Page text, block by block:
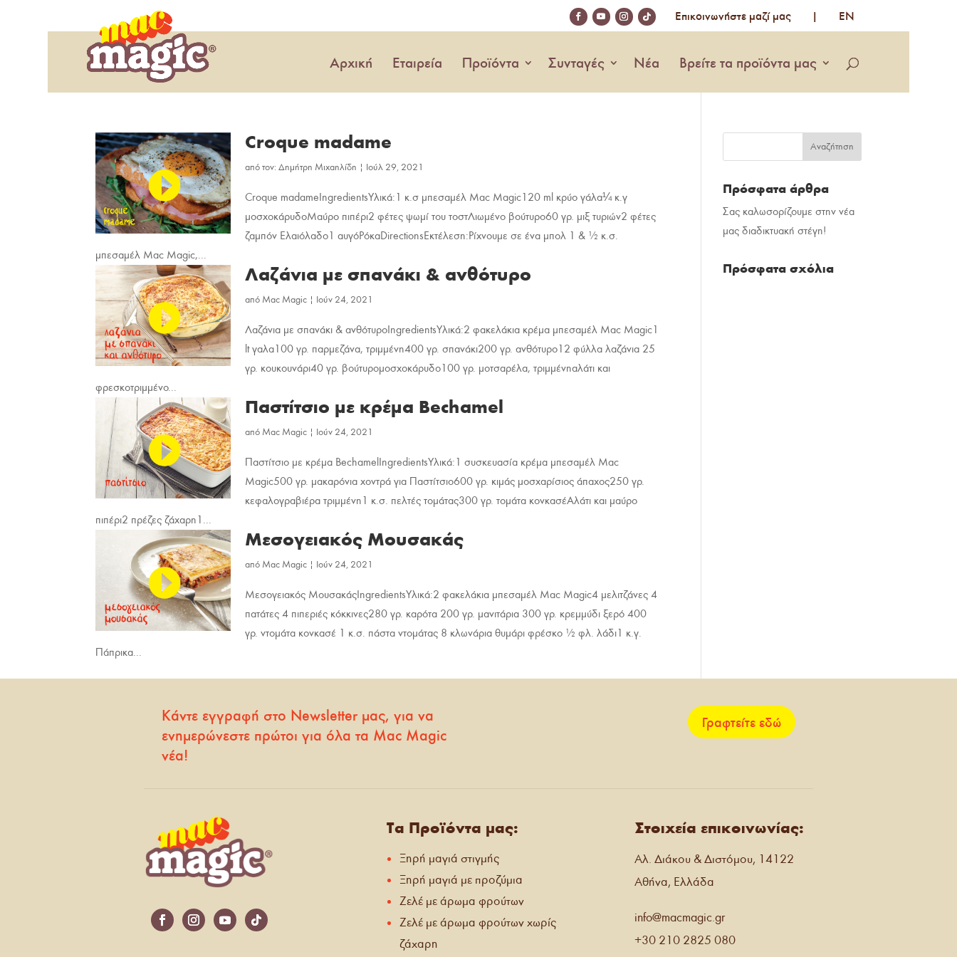
Επικοινωνήστε µαζί µας | EN
Αρχική Εταιρεία Προϊόντα Συνταγές Νέα Βρείτε τα προϊόντα μας
Croque madame
απότον: Δημήτρη Μιχαηλίδη | Ιούλ 29, 2021
Croque madameIngredientsΥλικά:1 κ.σ μπεσαμέλ Mac Magic120 ml κρύο γάλα¼ κ.γ
μοσχοκάρυδοΜαύρο πιπέρι2 φέτες ψωμί του τοστΛιωμένο βούτυρο60 γρ. μιξ τυριών2 φέτες
ζαμπόν Ελαιόλαδο1 αυγόΡόκαDirectionsΕκτέλεση:Ρίχνουμε σε ένα μπολ 1 & ½ κ.σ.
μπεσαμέλ Mac Magic,...
Λαζάνια με σπανάκι & ανθότυρο
από Mac Magic | Ιούν 24, 2021
Λαζάνια με σπανάκι & ανθότυροIngredientsΥλικά:2 φακελάκια κρέμα μπεσαμέλ Mac Magic1
lt γαλα100 γρ. παρμεζάνα, τριμμένη400 γρ. σπανάκι200 γρ. ανθότυρο12 φύλλα λαζάνια 25
γρ. κουκουνάρι40 γρ. βούτυρoμοσχοκάρυδο100 γρ. μοτσαρέλα, τριμμένηαλάτι και
φρεσκοτριμμένο...
Παστίτσιο με κρέμα Βechamel
από Mac Magic | Ιούν 24, 2021
Παστίτσιο με κρέμα ΒechamelIngredientsΥλικά:1 συσκευασία κρέμα μπεσαμέλ Mac
Magic500 γρ. μακαρόνια χοντρά για Παστίτσιο600 γρ. κιμάς μοσχαρίσιος άπαχος250 γρ.
κεφαλογραβιέρα τριμμένη1 κ.σ. πελτές τομάτας300 γρ. τομάτα κονκασέΑλάτι και μαύρο
πιπέρι2 πρέζες ζάχαρη1...
Μεσογειακός Μουσακάς
από Mac Magic | Ιούν 24, 2021
Μεσογειακός ΜουσακάςIngredientsΥλικά:2 φακελάκια μπεσαμέλ Mac Magic4 μελιτζάνες 4
πατάτες 4 πιπεριές κόκκινες280 γρ. καρότα 200 γρ. μανιτάρια 300 γρ. κρεμμύδι ξερό 400
γρ. ντομάτα κονκασέ 1 κ.σ. πάστα ντομάτας 8 κλωνάρια θυμάρι φρέσκο ½ φλ. λάδι1 κ.γ.
Πάπρικα...
Πρόσφατα άρθρα
Σας καλωσορίζουμε στην νέα
μας διαδικτυακή στέγη!
Πρόσφατα σχόλια
Κάντε εγγραφή στο Newsletter μας, για να
ενημερώνεστε πρώτοι για όλα τα Mac Magic
νέα!
Γραφτείτε εδώ
Τα Προϊόντα µας:
Ξηρή µαγιά στιγμής
Ξηρή μαγιά με προζύμια
Ζελέ με άρωμα φρούτων
Ζελέ με άρωμα φρούτων χωρίς
ζάχαρη
Στοιχεία επικοινωνίας:
Αλ. Διάκου & Διστόμου, 14122
Αθήνα, Ελλάδα
info@macmagic.gr
+30 210 2825 080